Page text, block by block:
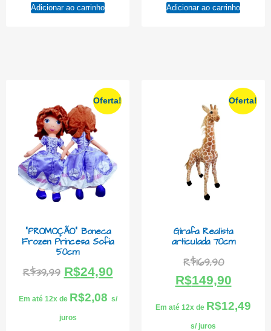
Adicionar ao carrinho Adicionar ao carrinho
Oferta!
“PROMOÇÃO” Boneca
Frozen Princesa Sofia
50cm
R$39,99 R$24,90
Em até 12x de R$2,08 s/
juros
Oferta!
Girafa Realista
articulada 70cm
R$169,90
R$149,90
Em até 12x de R$12,49
s/ juros